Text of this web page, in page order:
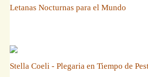
Letanas Nocturnas para el Mundo
Stella Coeli - Plegaria en Tiempo de